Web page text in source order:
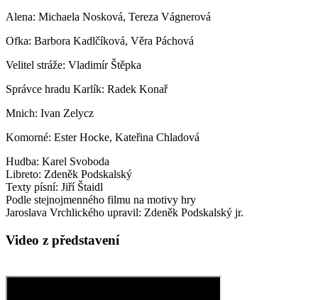
Alena: Michaela Nosková, Tereza Vágnerová
Ofka: Barbora Kadlčíková, Věra Páchová
Velitel stráže: Vladimír Štěpka
Správce hradu Karlík: Radek Konař
Mnich: Ivan Zelycz
Komorné: Ester Hocke, Kateřina Chladová
Hudba: Karel Svoboda
Libreto: Zdeněk Podskalský
Texty písní: Jiří Štaidl
Podle stejnojmenného filmu na motivy hry
Jaroslava Vrchlického upravil: Zdeněk Podskalský jr.
Video z představení